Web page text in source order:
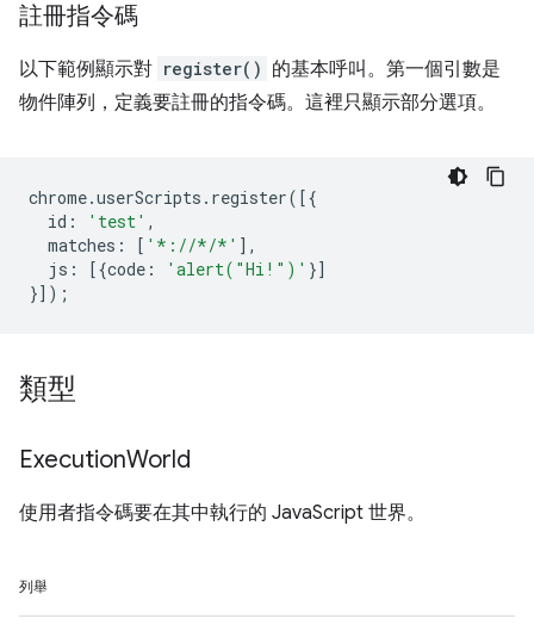
註冊指令碼
以下範例顯示對 register() 的基本呼叫。第一個引數是
物件陣列，定義要註冊的指令碼。這裡只顯示部分選項。
chrome.userScripts . register([{
id : 'test' ,
matches : [ '*://*/*' ],
js : [{code : 'alert("Hi!")' }]
}]);
類型
ExecutionWorld
使用者指令碼要在其中執行的 JavaScript 世界。
列舉